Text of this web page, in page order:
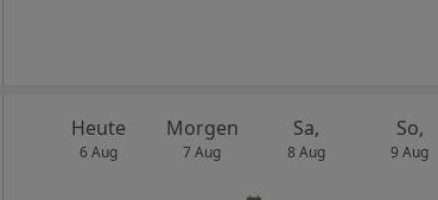
Heute
6 Aug
Morgen
7 Aug
Sa,
8 Aug
So,
9 Aug